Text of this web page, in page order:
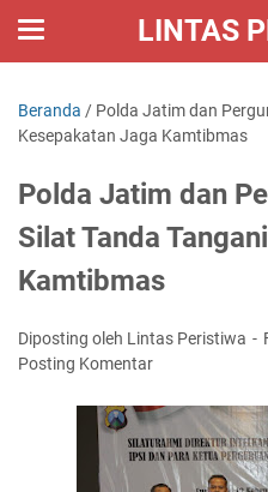
LINTAS
Beranda / Polda Jatim dan
Kesepakatan Jaga Kamtibmas
Polda Jatim dan
Silat Tanda
Kamtibmas
Diposting oleh Lintas Peristiwa
Posting Komentar